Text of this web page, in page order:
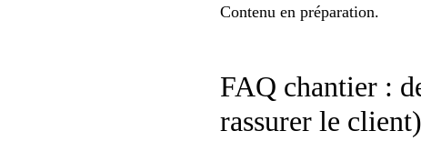
Contenu en préparation.
FAQ chantier :
rassurer le client)